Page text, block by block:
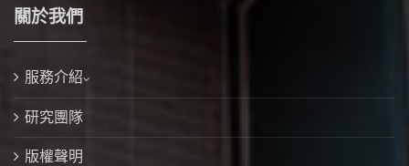
關於我們
服務介紹
研究團隊
版權聲明